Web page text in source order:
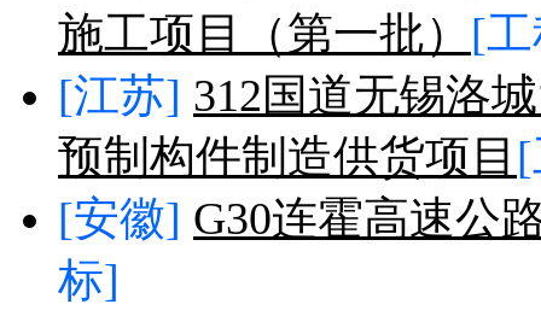
施工项目（第一批） [
[江苏] 312国道无锡洛
预制构件制造供货项目
[安徽] G30连霍高速公
标]